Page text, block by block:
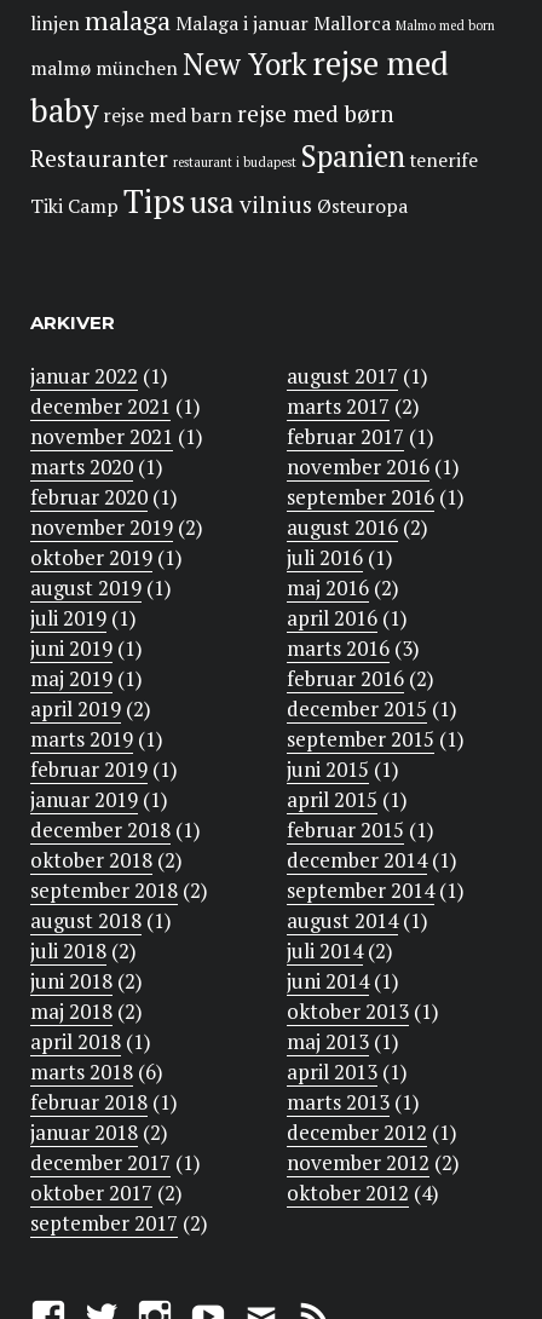
linjenmalagaMalaga i januarMallorca Malmo med born
malmø münchenNew Yorkrejse med
baby rejse med barnrejse med børn
Restauranter restaurant i budapest Spanientenerife
Tiki Camp Tipsusavilnius Østeuropa
ARKIVER
januar 2022 (1)
december 2021 (1)
november 2021 (1)
marts 2020 (1)
februar 2020 (1)
november 2019 (2)
oktober 2019 (1)
august 2019 (1)
juli 2019 (1)
juni 2019 (1)
maj 2019 (1)
april 2019 (2)
marts 2019 (1)
februar 2019 (1)
januar 2019 (1)
december 2018 (1)
oktober 2018 (2)
september 2018 (2)
august 2018 (1)
juli 2018 (2)
juni 2018 (2)
maj 2018 (2)
april 2018 (1)
marts 2018 (6)
februar 2018 (1)
januar 2018 (2)
december 2017 (1)
oktober 2017 (2)
september 2017 (2)
august 2017 (1)
marts 2017 (2)
februar 2017 (1)
november 2016(1)
september 2016(1)
august 2016(2)
juli 2016(1)
maj 2016(2)
april 2016(1)
marts 2016(3)
februar 2016(2)
december 2015 (1)
september 2015 (1)
juni 2015 (1)
april 2015 (1)
februar 2015 (1)
december 2014(1)
september 2014(1)
august 2014(1)
juli 2014(2)
juni 2014(1)
oktober 2013(1)
maj 2013(1)
april 2013(1)
marts 2013(1)
december 2012 (1)
november 2012 (2)
oktober 2012 (4)